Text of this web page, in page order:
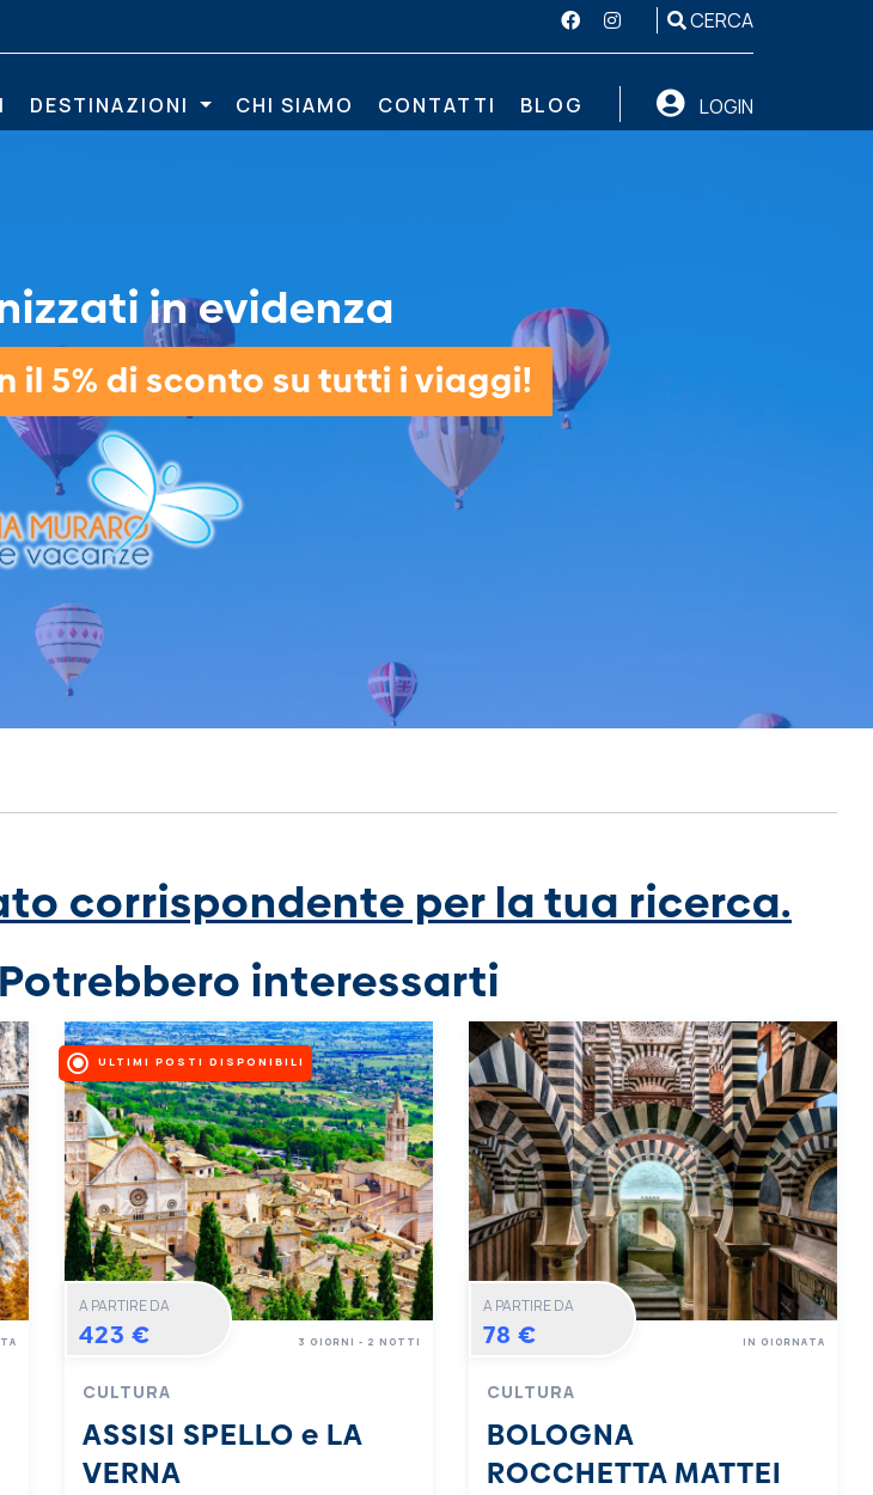
CERCA
DESTINAZIONI CHI SIAMO CONTATTI BLOG LOGIN
in evidenza
il 5% di sconto su tutti i viaggi!
corrispondente per la tua ricerca.
Potrebbero interessarti
ULTIMI POSTI DISPONIBILI
A PARTIRE DA
423 €
CULTURA
ASSISI SPELLO e LA
VERNA
3 GIORNI - 2 NOTTI
A PARTIRE DA
78 €
CULTURA
BOLOGNA
ROCCHETTA MATTEI
IN GIORNATA